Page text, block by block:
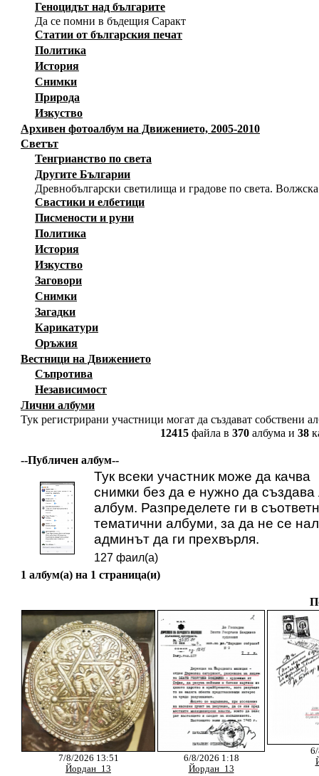
Геноцидът над българите
Да се помни в бъдещия Саракт
Статии от българския печат
Политика
История
Снимки
Природа
Изкуство
Архивен фотоалбум на Движението, 2005-2010
Светът
Тенгрианство по света
Другите Българии
Древнобългарски светилища и градове по света.
Свастики и елбетици
Писмености и руни
Политика
История
Изкуство
Заговори
Снимки
Загадки
Карикатури
Оръжия
Вестници на Движението
Съпротива
Независимост
Лични албуми
Тук регистрирани участници могат да създават собствени
12415файла в 370албума и 38
--Публичен албум--
Тук всеки участник може да качва
снимки без да е нужно да създава
албум. Разпределете ги в
тематични албуми, за да не се
админът да ги прехвърля.
127 фаил(а)
1 албум(а) на 1 страница(и)
7/8/2026 13:51
Йордан_13
6/8/2026 1:18
Йордан_13